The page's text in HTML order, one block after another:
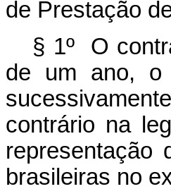
de Prestação
§ 1º O
de um ano, o
contrário na
representação
brasileiras no